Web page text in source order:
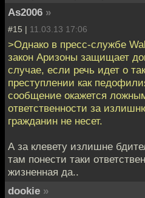
As2006 »
#15 | 11.03.13 17:06
>Однако в пресс-службе
закон Аризоны защищает
случае, если речь идет о
преступлении как
сообщение окажется
ответственности за
гражданин не несет.
А за клевету излишне
там понести таки
жизненная да..
dookie »